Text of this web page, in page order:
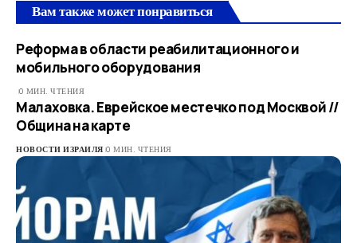
Вам также может понравиться
Реформа в области реабилитационного и
мобильного оборудования
0 МИН. ЧТЕНИЯ
Малаховка. Еврейское местечко под Москвой //
Община на карте
НОВОСТИ ИЗРАИЛЯ 0 МИН. ЧТЕНИЯ